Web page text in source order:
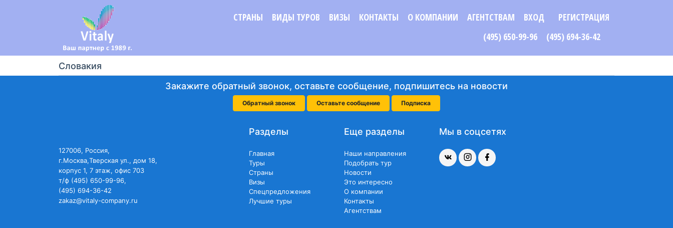
СТРАНЫ ВИДЫ ТУРОВ ВИЗЫ КОНТАКТЫ О КОМПАНИИ АГЕНТСТВАМ ВХОД
РЕГИСТРАЦИЯ
(495) 650-99-96
(495) 694-36-42
Словакия
Закажите обратный звонок, оставьте сообщение, подпишитесь на новости
Обратный звонок Оставьте сообщение Подписка
127006, Россия,
г.Москва,Тверская ул., дом 18,
корпус 1, 7 этаж, офис 703
т/ф (495) 650-99-96,
(495) 694-36-42
zakaz@vitaly-company.ru
Разделы
Главная
Туры
Страны
Визы
Спецпредложения
Лучшие туры
Еще разделы
Наши направления
Подобрать тур
Новости
Это интересно
О компании
Контакты
Агентствам
Мы в соцсетях